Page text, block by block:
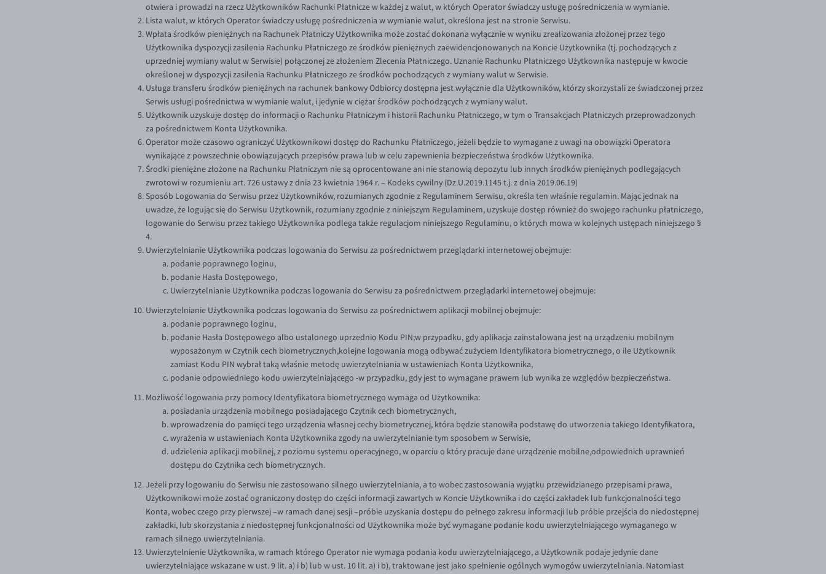
otwiera i prowadzi na rzecz Użytkowników Rachunki Płatnicze w każdej z walut, w których Operator świadczy usługę pośredniczenia w wymianie.
Lista walut, w których Operator świadczy usługę pośredniczenia w wymianie walut, określona jest na stronie Serwisu.
Wpłata środków pieniężnych na Rachunek Płatniczy Użytkownika może zostać dokonana wyłącznie w wyniku zrealizowania złożonej przez tego
Użytkownika dyspozycji zasilenia Rachunku Płatniczego ze środków pieniężnych zaewidencjonowanych na Koncie Użytkownika (tj. pochodzących z
uprzedniej wymiany walut w Serwisie) połączonej ze złożeniem Zlecenia Płatniczego. Uznanie Rachunku Płatniczego Użytkownika następuje w kwocie
określonej w dyspozycji zasilenia Rachunku Płatniczego ze środków pochodzących z wymiany walut w Serwisie.
Usługa transferu środków pieniężnych na rachunek bankowy Odbiorcy dostępna jest wyłącznie dla Użytkowników, którzy skorzystali ze świadczonej przez
Serwis usługi pośrednictwa w wymianie walut, i jedynie w ciężar środków pochodzących z wymiany walut.
Użytkownik uzyskuje dostęp do informacji o Rachunku Płatniczym i historii Rachunku Płatniczego, w tym o Transakcjach Płatniczych przeprowadzonych
za pośrednictwem Konta Użytkownika.
Operator może czasowo ograniczyć Użytkownikowi dostęp do Rachunku Płatniczego, jeżeli będzie to wymagane z uwagi na obowiązki Operatora
wynikające z powszechnie obowiązujących przepisów prawa lub w celu zapewnienia bezpieczeństwa środków Użytkownika.
Środki pieniężne złożone na Rachunku Płatniczym nie są oprocentowane ani nie stanowią depozytu lub innych środków pieniężnych podlegających
zwrotowi w rozumieniu art. 726 ustawy z dnia 23 kwietnia 1964 r. – Kodeks cywilny (Dz.U.2019.1145 t.j. z dnia 2019.06.19)
Sposób Logowania do Serwisu przez Użytkowników, rozumianych zgodnie z Regulaminem Serwisu, określa ten właśnie regulamin. Mając jednak na
uwadze, że logując się do Serwisu Użytkownik, rozumiany zgodnie z niniejszym Regulaminem, uzyskuje dostęp również do swojego rachunku płatniczego,
logowanie do Serwisu przez takiego Użytkownika podlega także regulacjom niniejszego Regulaminu, o których mowa w kolejnych ustępach niniejszego §
4.
Uwierzytelnianie Użytkownika podczas logowania do Serwisu za pośrednictwem przeglądarki internetowej obejmuje:
podanie poprawnego loginu,
podanie Hasła Dostępowego,
Uwierzytelnianie Użytkownika podczas logowania do Serwisu za pośrednictwem przeglądarki internetowej obejmuje:
Uwierzytelnianie Użytkownika podczas logowania do Serwisu za pośrednictwem aplikacji mobilnej obejmuje:
podanie poprawnego loginu,
podanie Hasła Dostępowego albo ustalonego uprzednio Kodu PIN;w przypadku, gdy aplikacja zainstalowana jest na urządzeniu mobilnym
wyposażonym w Czytnik cech biometrycznych,kolejne logowania mogą odbywać zużyciem Identyfikatora biometrycznego, o ile Użytkownik
zamiast Kodu PIN wybrał taką właśnie metodę uwierzytelniania w ustawieniach Konta Użytkownika,
podanie odpowiedniego kodu uwierzytelniającego -w przypadku, gdy jest to wymagane prawem lub wynika ze względów bezpieczeństwa.
Możliwość logowania przy pomocy Identyfikatora biometrycznego wymaga od Użytkownika:
posiadania urządzenia mobilnego posiadającego Czytnik cech biometrycznych,
wprowadzenia do pamięci tego urządzenia własnej cechy biometrycznej, która będzie stanowiła podstawę do utworzenia takiego Identyfikatora,
wyrażenia w ustawieniach Konta Użytkownika zgody na uwierzytelnianie tym sposobem w Serwisie,
udzielenia aplikacji mobilnej, z poziomu systemu operacyjnego, w oparciu o który pracuje dane urządzenie mobilne,odpowiednich uprawnień
dostępu do Czytnika cech biometrycznych.
Jeżeli przy logowaniu do Serwisu nie zastosowano silnego uwierzytelniania, a to wobec zastosowania wyjątku przewidzianego przepisami prawa,
Użytkownikowi może zostać ograniczony dostęp do części informacji zawartych w Koncie Użytkownika i do części zakładek lub funkcjonalności tego
Konta, wobec czego przy pierwszej –w ramach danej sesji –próbie uzyskania dostępu do pełnego zakresu informacji lub próbie przejścia do niedostępnej
zakładki, lub skorzystania z niedostępnej funkcjonalności od Użytkownika może być wymagane podanie kodu uwierzytelniającego wymaganego w
ramach silnego uwierzytelniania.
Uwierzytelnienie Użytkownika, w ramach którego Operator nie wymaga podania kodu uwierzytelniającego, a Użytkownik podaje jedynie dane
uwierzytelniające wskazane w ust. 9 lit. a) i b) lub w ust. 10 lit. a) i b), traktowane jest jako spełnienie ogólnych wymogów uwierzytelniania. Natomiast